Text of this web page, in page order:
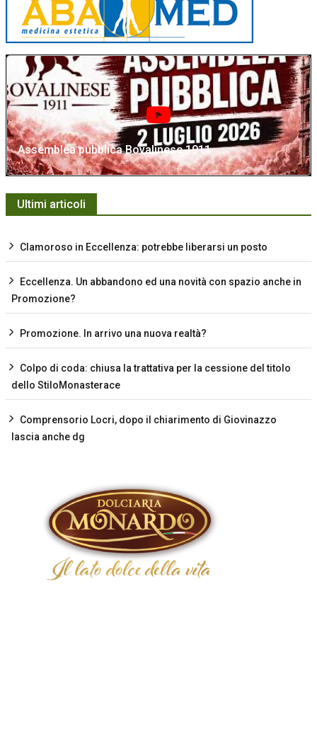
Assemblea pubblica Bovalinese 1911
Ultimi articoli
Clamoroso in Eccellenza: potrebbe liberarsi un posto
Eccellenza. Un abbandono ed una novità con spazio anche in
Promozione?
Promozione. In arrivo una nuova realtà?
Colpo di coda: chiusa la trattativa per la cessione del titolo
dello StiloMonasterace
Comprensorio Locri, dopo il chiarimento di Giovinazzo
lascia anche dg